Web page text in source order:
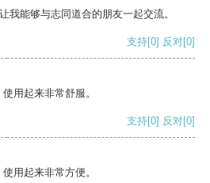
我能够与志同道合的朋友一起交流。
支持[0] 反对[0]
用起来非常舒服。
支持[0] 反对[0]
用起来非常方便。